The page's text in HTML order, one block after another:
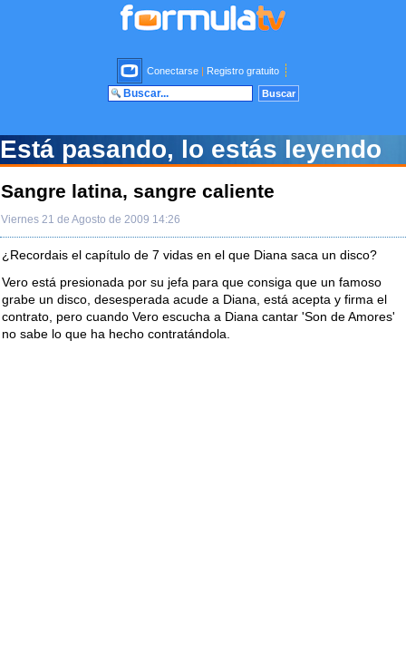
Conectarse | Registro gratuito
Está pasando, lo estás leyendo
Sangre latina, sangre caliente
Viernes 21 de Agosto de 2009 14:26
¿Recordais el capítulo de 7 vidas en el que Diana saca un disco?
Vero está presionada por su jefa para que consiga que un famoso
grabe un disco, desesperada acude a Diana, está acepta y firma el
contrato, pero cuando Vero escucha a Diana cantar 'Son de Amores'
no sabe lo que ha hecho contratándola.